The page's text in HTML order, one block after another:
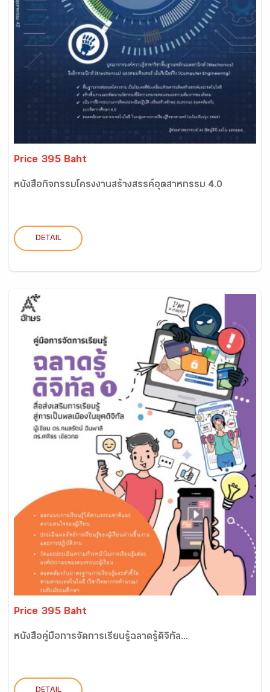
Price 395 Baht
หนังสือกิจกรรมโครงงานสร้างสรรค์อุตสาหกรรม 4.0
DETAIL
Price 395 Baht
หนังสือคู่มือการจัดการเรียนรู้ฉลาดรู้ดิจิทัล...